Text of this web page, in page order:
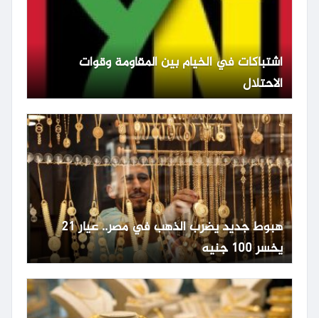
اشتباكات في الخيام بين المقاومة وقوات
الاحتلال
هبوط جديد يضرب الذهب في مصر.. عيار 21
يخسر 100 جنيه